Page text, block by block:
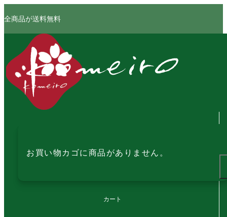
全商品が送料無料
お買い物カゴに商品がありません。
カート